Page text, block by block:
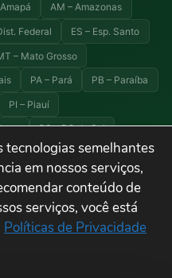
tecnologias semelhantes
em nossos serviços,
conteúdo de
serviços, você está
Políticas de Privacidade
AM – Amazonas
Federal ES – Esp. Santo
– Mato Grosso
PA – Pará PB – Paraíba
PI – Piauí
RS – RG do Sul
SC – Santa Catarina
reservados. Viagens, turismo e